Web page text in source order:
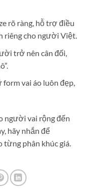
rõ ràng, hỗ trợ điều
riêng cho người Việt.
trở nên cân đối,
vai áo luôn đẹp,
người vai rộng đến
hãy nhắn để
từng phân khúc giá.